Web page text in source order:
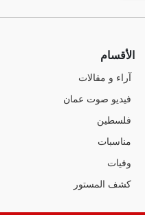
الأقسام
آراء و مقالات
فيديو صوت عمان
فلسطين
مناسبات
وفيات
كشف المستور